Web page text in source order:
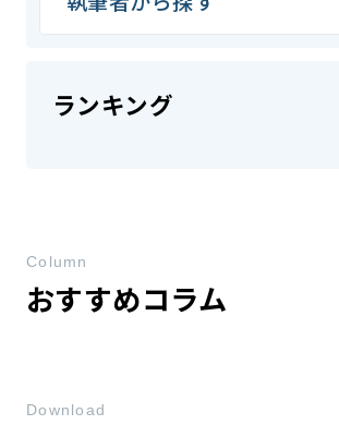
ランキング
おすすめコラム
Column
Download